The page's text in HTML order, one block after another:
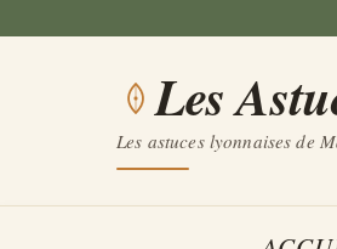
Les
Les astuces lyonnaises de